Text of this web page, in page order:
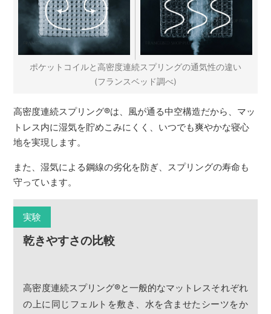
ポケットコイルと高密度連続スプリングの通気性の違い
(フランスベッド調べ)
高密度連続スプリング®は、風が通る中空構造だから、マッ
トレス内に湿気を貯めこみにくく、いつでも爽やかな寝心
地を実現します。
また、湿気による鋼線の劣化を防ぎ、スプリングの寿命も
守っています。
実験
乾きやすさの比較
高密度連続スプリング®と一般的なマットレスそれぞれ
の上に同じフェルトを敷き、水を含ませたシーツをか